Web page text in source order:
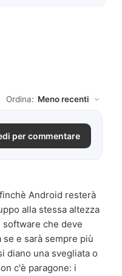
Ordina:
per commentare
Android resterà
alla stessa altezza
che deve
e sarà sempre più
diano una svegliata o
c'è paragone: i